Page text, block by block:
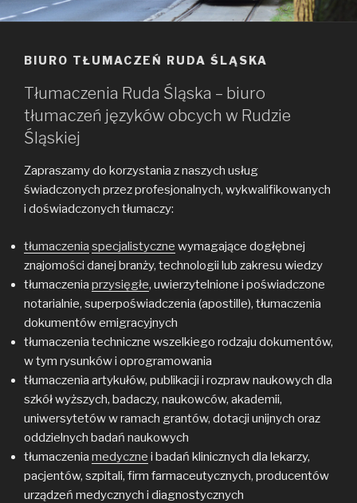
BIURO TŁUMACZEŃ RUDA ŚLĄSKA
Tłumaczenia Ruda Śląska – biuro
tłumaczeń języków obcych w Rudzie
Śląskiej
Zapraszamy do korzystania z naszych usług
świadczonych przez profesjonalnych, wykwalifikowanych
i doświadczonych tłumaczy:
tłumaczenia specjalistyczne wymagające dogłębnej
znajomości danej branży, technologii lub zakresu wiedzy
tłumaczenia przysięgłe, uwierzytelnione i poświadczone
notarialnie, superpoświadczenia (apostille), tłumaczenia
dokumentów emigracyjnych
tłumaczenia techniczne wszelkiego rodzaju dokumentów,
w tym rysunków i oprogramowania
tłumaczenia artykułów, publikacji i rozpraw naukowych dla
szkół wyższych, badaczy, naukowców, akademii,
uniwersytetów w ramach grantów, dotacji unijnych oraz
oddzielnych badań naukowych
tłumaczenia medyczne i badań klinicznych dla lekarzy,
pacjentów, szpitali, firm farmaceutycznych, producentów
urządzeń medycznych i diagnostycznych